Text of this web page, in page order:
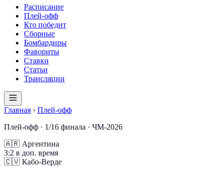
Расписание
Плей-офф
Кто победит
Сборные
Бомбардиры
Фавориты
Ставки
Статьи
Трансляции
Главная › Плей-офф
Плей-офф · 1/16 финала · ЧМ-2026
🇦🇷 Аргентина
3:2 в доп. время
🇨🇻 Кабо-Верде